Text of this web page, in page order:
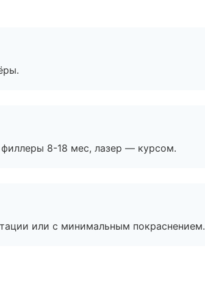
8-18 мес, лазер — курсом.
или с минимальным покраснением.